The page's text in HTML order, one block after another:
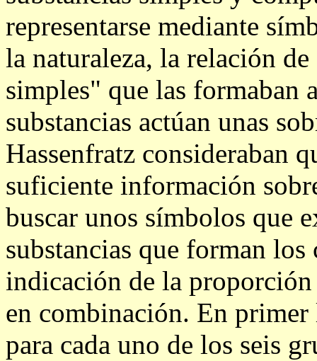
representarse mediante
la naturaleza, la relación
simples" que las formaban
substancias actúan unas
Hassenfratz consideraban
suficiente información
buscar unos símbolos que
substancias que forman
indicación de la proporción
en combinación. En
para cada uno de los seis